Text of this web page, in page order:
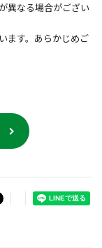
異なる場合がござい
ます。あらかじめご